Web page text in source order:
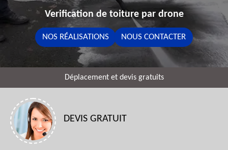
Verification de toiture par drone
NOS RÉALISATIONS NOUS CONTACTER
Déplacement et devis gratuits
DEVIS GRATUIT